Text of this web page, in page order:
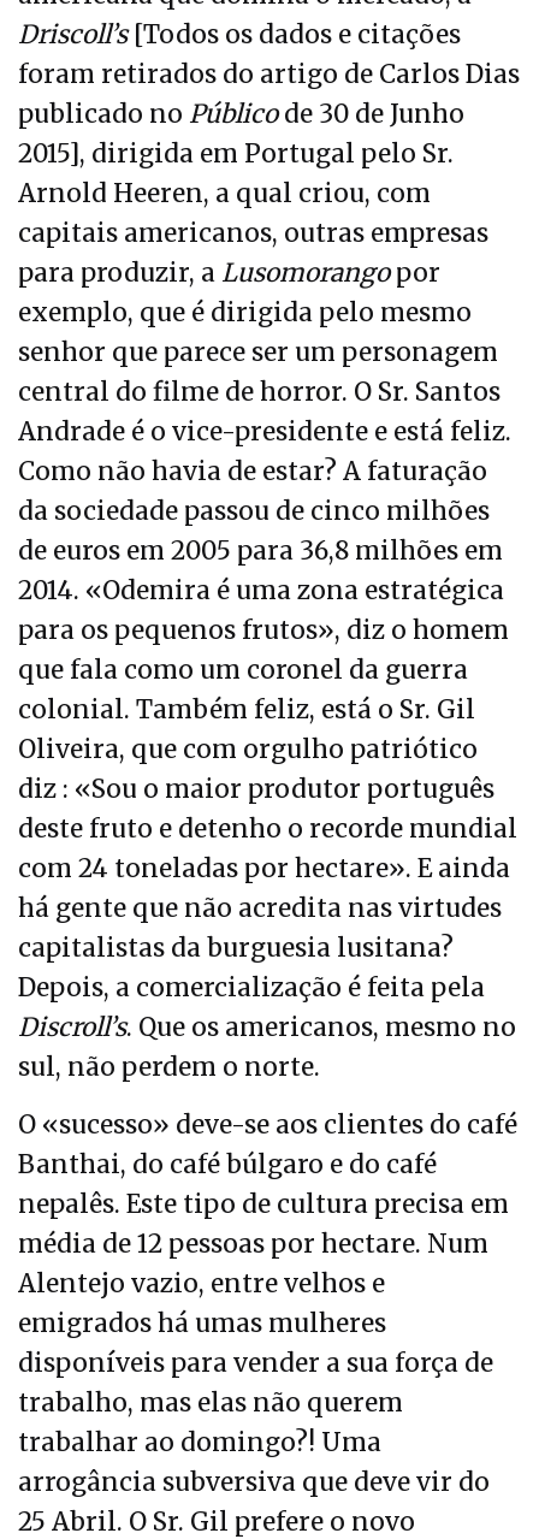
Driscoll’s[Todos os dados e citações
foram retirados do artigo de Carlos Dias
publicado no Públicode 30 de Junho
2015], dirigida em Portugal pelo Sr.
Arnold Heeren, a qual criou, com
capitais americanos, outras empresas
para produzir, a Lusomorangopor
exemplo, que é dirigida pelo mesmo
senhor que parece ser um personagem
central do filme de horror. O Sr. Santos
Andrade é o vice-presidente e está feliz.
Como não havia de estar? A faturação
da sociedade passou de cinco milhões
de euros em 2005 para 36,8 milhões em
2014. «Odemira é uma zona estratégica
para os pequenos frutos», diz o homem
que fala como um coronel da guerra
colonial. Também feliz, está o Sr. Gil
Oliveira, que com orgulho patriótico
diz : «Sou o maior produtor português
deste fruto e detenho o recorde mundial
com 24 toneladas por hectare». E ainda
há gente que não acredita nas virtudes
capitalistas da burguesia lusitana?
Depois, a comercialização é feita pela
Discroll’s. Que os americanos, mesmo no
sul, não perdem o norte.
O «sucesso» deve-se aos clientes do café
Banthai, do café búlgaro e do café
nepalês. Este tipo de cultura precisa em
média de 12 pessoas por hectare. Num
Alentejo vazio, entre velhos e
emigrados há umas mulheres
disponíveis para vender a sua força de
trabalho, mas elas não querem
trabalhar ao domingo?! Uma
arrogância subversiva que deve vir do
25 Abril. O Sr. Gil prefere o novo